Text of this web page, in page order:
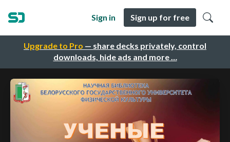
Upgrade to Pro — share decks privately, control
downloads, hide ads and more …
Sign in Sign up for free